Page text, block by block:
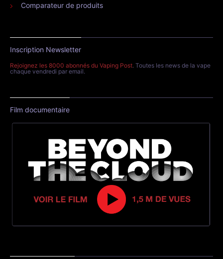
Comparateur de produits
Inscription Newsletter
Rejoignez les 8000 abonnés du Vaping Post. Toutes les news de la vape
chaque vendredi par email.
Film documentaire